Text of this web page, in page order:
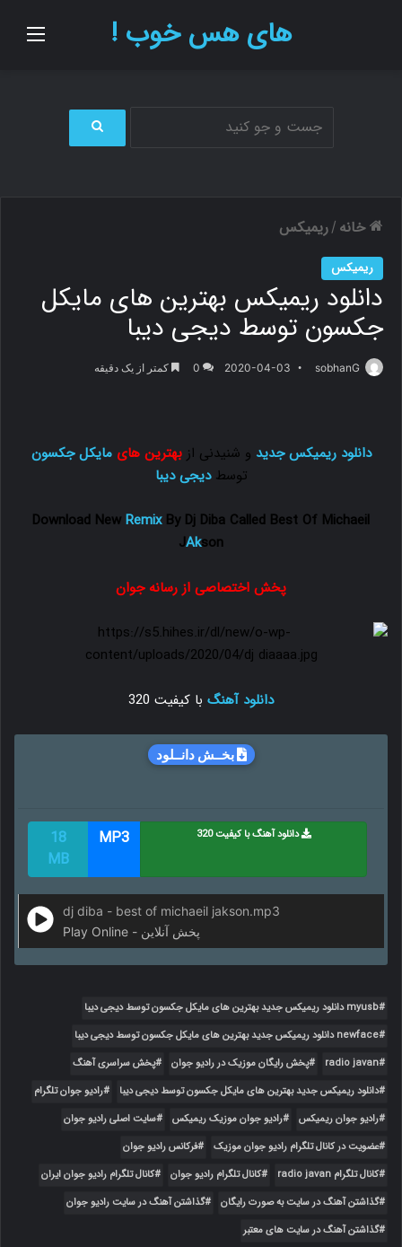
های هس خوب !
ج
ی
خانه / ریمیکس
ریمیکس
دانلود ریمیکس بهترین های مایکل
جکسون توسط دیجی دیبا
sobhanG
2020-04-03
0 کمتر از یک دقیقه
دانلود ریمیکس جدید و شنیدنی از بهترین هایمایکل جکسون
توسطدیجی دیبا
Download New RemixBy Dj Diba Called Best Of Michaeil
JAkson
پخش اختصاصی از رسانه جوان
دانلود آهنگ با کیفیت 320
بخــش دانــلود
دانلود آهنگ با کیفیت 320 MP3
18
MB
dj diba - best of michaeil jakson.mp3
Play Online - پخش آنلاین
myusb دانلود ریمیکس جدید بهترین های مایکل جکسون توسط دیجی دیبا
newface دانلود ریمیکس جدید بهترین های مایکل جکسون توسط دیجی دیبا
radio javan
پخش رایگان موزیک در رادیو جوان
پخش سراسری آهنگ
دانلود ریمیکس جدید بهترین های مایکل جکسون توسط دیجی دیبا
رادیو جوان تلگرام
رادیو جوان ریمیکس
رادیو جوان موزیک ریمیکس
سایت اصلی رادیو جوان
عضویت در کانال تلگرام رادیو جوان موزیک
فرکانس رادیو جوان
کانال تلگرام radio javan
کانال تلگرام رادیو جوان
کانال تلگرام رادیو جوان ایران
گذاشتن آهنگ در سایت به صورت رایگان
گذاشتن آهنگ در سایت رادیو جوان
گذاشتن آهنگ در سایت های معتبر